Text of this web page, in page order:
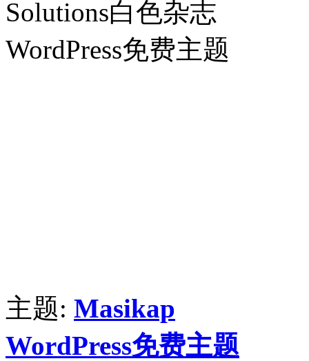
主题: Masikap
WordPress免费主题